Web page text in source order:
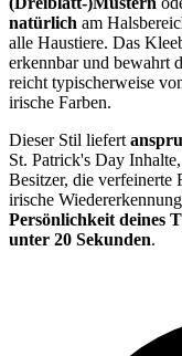
natürlich am
alle Haustiere. Das
erkennbar und bewahrt
reicht typischerweise
irische Farben.
Dieser Stil liefert
St. Patrick's Day
Besitzer, die verfeinerte
irische
Persönlichkeit deines
unter 20 Sekunden.